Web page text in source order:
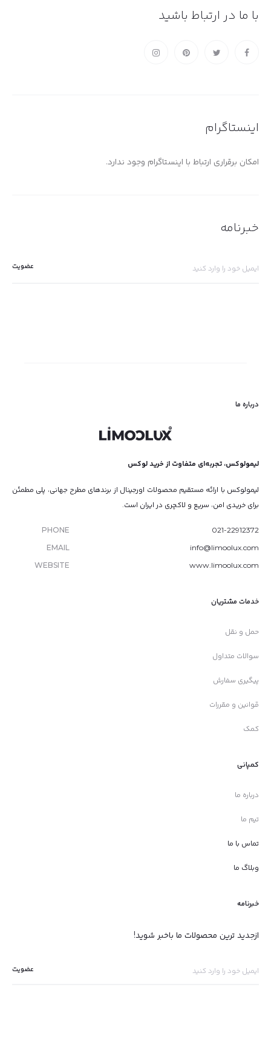
با ما در ارتباط باشید
اینستاگرام
امکان برقراری ارتباط با اینستاگرام وجود ندارد.
خبرنامه
درباره ما
لیمولوکس، تجربه‌ای متفاوت از خرید لوکس
لیمولوکس با ارائه مستقیم محصولات اورجینال از برندهای مطرح جهانی، پلی مطمئن
برای خریدی امن، سریع و لاکچری در ایران است.
PHONE
021-22912372
EMAIL
info@limoolux.com
WEBSITE
www.limoolux.com
خدمات مشتریان
حمل و نقل
سوالات متداول
پیگیری سفارش
قوانین و مقررات
کمک
کمپانی
درباره ما
تیم ما
تماس با ما
وبلاگ ما
خبرنامه
ازجدید ترین محصولات ما باخبر شوید!